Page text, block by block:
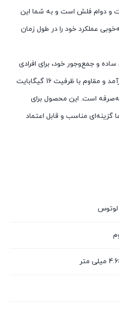
و دوام فلش است و به شما این
عملکرد خود را در طول زمان
و جمع‌وجور خود، برای افرادی
که به دنبال یک فلش مموری کارآمد و مقاوم با ظرفیت 16 گیگابایت
است. این محصول برای
گزینه‌ای مناسب و قابل اعتماد
لوتوس